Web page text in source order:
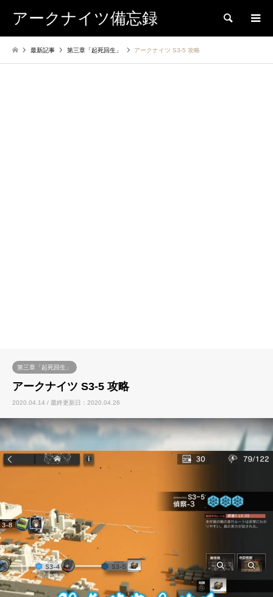
アークナイツ備忘録 検索
最新記事 第三章「起死回生」 アークナイツ S3-5 攻略
第三章「起死回生」
アークナイツ S3-5 攻略
2020.04.14 / 最終更新日：2020.04.26